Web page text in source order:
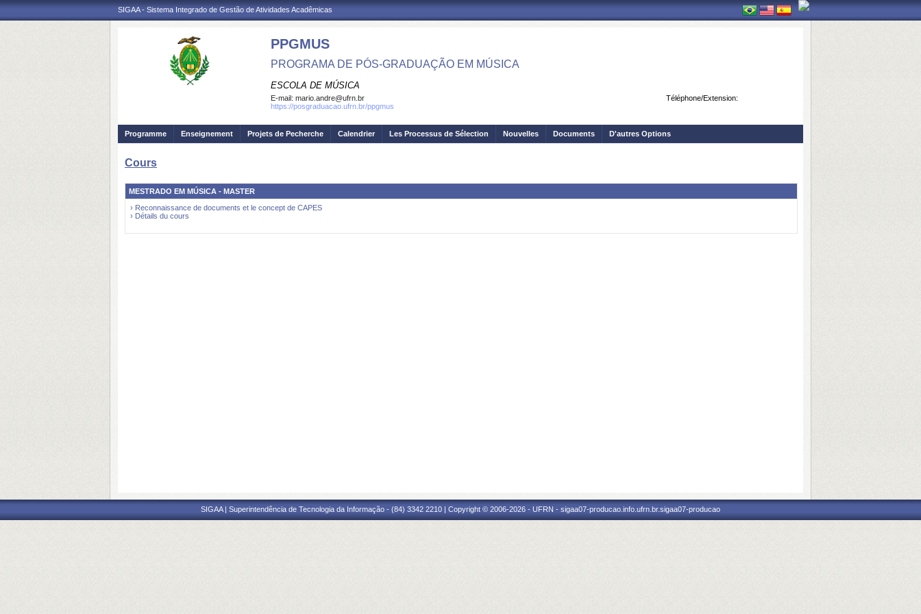
SIGAA - Sistema Integrado de Gestão de Atividades Acadêmicas
PPGMUS
PROGRAMA DE PÓS-GRADUAÇÃO EM MÚSICA
ESCOLA DE MÚSICA
Téléphone/Extension:
E-mail: mario.andre@ufrn.br
https://posgraduacao.ufrn.br/ppgmus
Programme Enseignement Projets de Pecherche Calendrier Les Processus de Sélection Nouvelles Documents D'autres Options
Cours
MESTRADO EM MÚSICA - MASTER
› Reconnaissance de documents et le concept de CAPES
› Détails du cours
SIGAA | Superintendência de Tecnologia da Informação - (84) 3342 2210 | Copyright © 2006-2026 - UFRN - sigaa07-producao.info.ufrn.br.sigaa07-producao